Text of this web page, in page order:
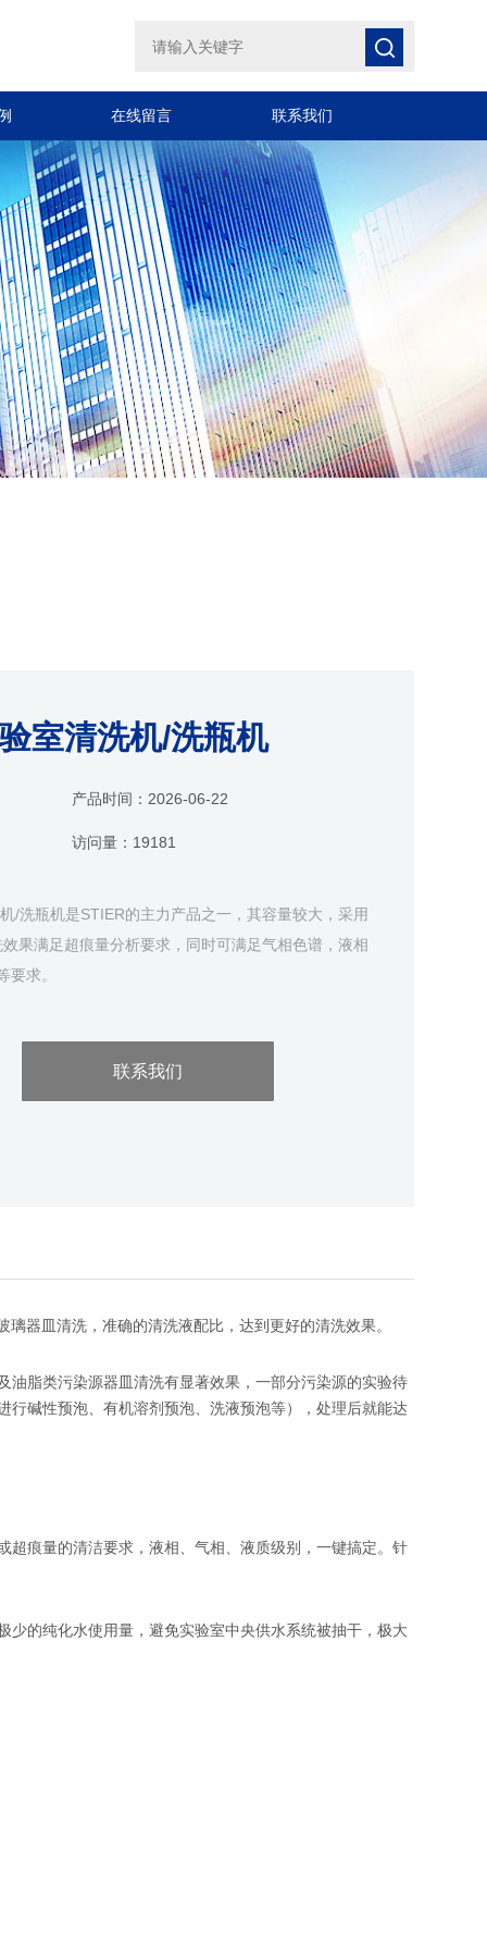
在线留言 联系我们
室清洗机/洗瓶机
产品时间： 2026-06-22
访问量： 19181
/洗瓶机是STIER的主力产品之一，其容量较大，采用
果满足超痕量分析要求，同时可满足气相色谱，液相
求。
联系我们
器皿清洗，准确的清洗液配比，达到更好的清洗效果。
脂类污染源器皿清洗有显著效果，一部分污染源的实验待
碱性预泡、有机溶剂预泡、洗液预泡等），处理后就能达
痕量的清洁要求，液相、气相、液质级别，一键搞定。针
的纯化水使用量，避免实验室中央供水系统被抽干，极大